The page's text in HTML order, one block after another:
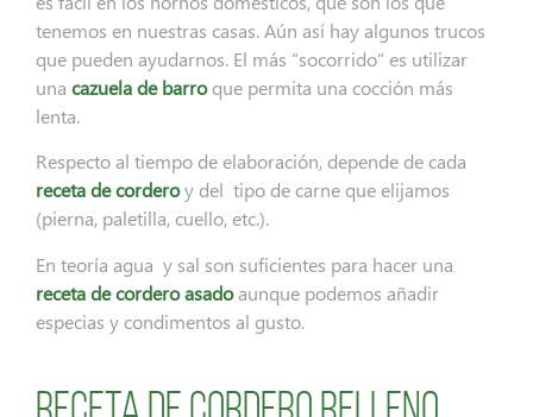
tenemos en nuestras casas. Aún así hay algunos trucos
que pueden ayudarnos. El más “socorrido” es utilizar
una cazuela de barroque permita una cocción más
lenta.
Respecto al tiempo de elaboración, depende de cada
receta de corderoy del tipo de carne que elijamos
(pierna, paletilla, cuello, etc.).
En teoría agua y sal son suficientes para hacer una
receta de cordero asadoaunque podemos añadir
especias y condimentos al gusto.